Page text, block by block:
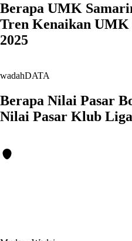
Berapa UMK
Tren Kenaikan UMK
2025
wadahDATA
Berapa Nilai Pasar
Nilai Pasar Klub Liga